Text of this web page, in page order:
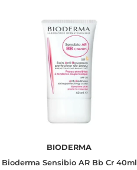
BIODERMA
Bioderma Sensibio AR Bb Cr 40ml